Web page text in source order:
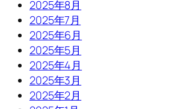
2025年8月
2025年7月
2025年6月
2025年5月
2025年4月
2025年3月
2025年2月